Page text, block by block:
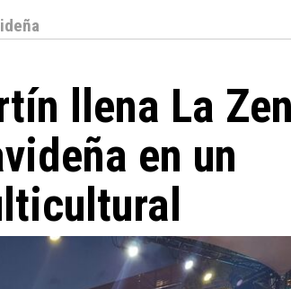
llena La
en un